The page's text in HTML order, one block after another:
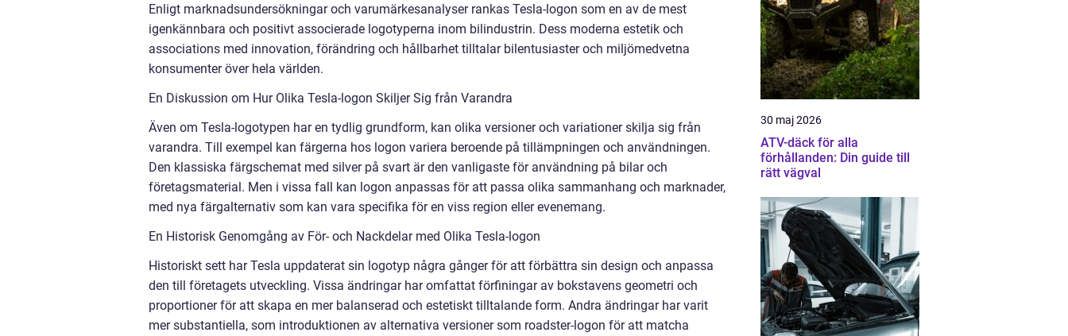
Enligt marknadsundersökningar och varumärkesanalyser rankas Tesla-logon som en av de mest
igenkännbara och positivt associerade logotyperna inom bilindustrin. Dess moderna estetik och
associations med innovation, förändring och hållbarhet tilltalar bilentusiaster och miljömedvetna
konsumenter över hela världen.
En Diskussion om Hur Olika Tesla-logon Skiljer Sig från Varandra
Även om Tesla-logotypen har en tydlig grundform, kan olika versioner och variationer skilja sig från
varandra. Till exempel kan färgerna hos logon variera beroende på tillämpningen och användningen.
Den klassiska färgschemat med silver på svart är den vanligaste för användning på bilar och
företagsmaterial. Men i vissa fall kan logon anpassas för att passa olika sammanhang och marknader,
med nya färgalternativ som kan vara specifika för en viss region eller evenemang.
En Historisk Genomgång av För- och Nackdelar med Olika Tesla-logon
Historiskt sett har Tesla uppdaterat sin logotyp några gånger för att förbättra sin design och anpassa
den till företagets utveckling. Vissa ändringar har omfattat förfiningar av bokstavens geometri och
proportioner för att skapa en mer balanserad och estetiskt tilltalande form. Andra ändringar har varit
mer substantiella, som introduktionen av alternativa versioner som roadster-logon för att matcha
30 maj 2026
ATV-däck för alla
förhållanden: Din guide till
rätt vägval